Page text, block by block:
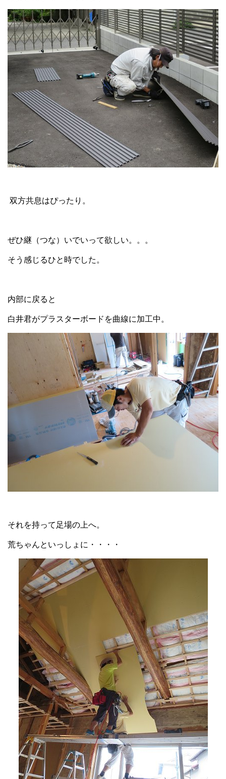
双方共息はぴったり。
ぜひ継（つな）いでいって欲しい。。。
そう感じるひと時でした。
内部に戻ると
白井君がプラスターボードを曲線に加工中。
それを持って足場の上へ。
荒ちゃんといっしょに・・・・